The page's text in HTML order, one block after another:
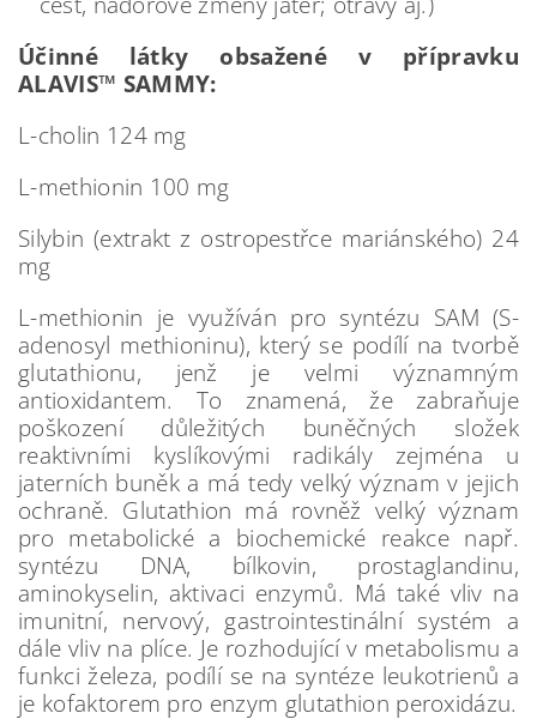
Účinné látky obsažené v přípravku
ALAVIS™ SAMMY:
L-cholin 124 mg
L-methionin 100 mg
Silybin (extrakt z ostropestřce mariánského) 24
mg
L-methionin je využíván pro syntézu SAM (S-
adenosyl methioninu), který se podílí na tvorbě
glutathionu, jenž je velmi významným
antioxidantem. To znamená, že zabraňuje
poškození důležitých buněčných složek
reaktivními kyslíkovými radikály zejména u
jaterních buněk a má tedy velký význam v jejich
ochraně. Glutathion má rovněž velký význam
pro metabolické a biochemické reakce např.
syntézu DNA, bílkovin, prostaglandinu,
aminokyselin, aktivaci enzymů. Má také vliv na
imunitní, nervový, gastrointestinální systém a
dále vliv na plíce. Je rozhodující v metabolismu a
funkci železa, podílí se na syntéze leukotrienů a
je kofaktorem pro enzym glutathion peroxidázu.